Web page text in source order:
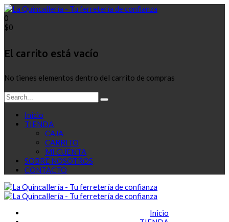
0
$0
El carrito está vacío
No tienes elementos dentro del carrito de compras
Inicio
TIENDA
CAJA
CARRITO
MI CUENTA
SOBRE NOSOTROS
CONTACTO
Inicio